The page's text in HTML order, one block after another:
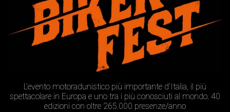
L’evento motoradunistico più importante d’Italia, il più
spettacolare in Europa e uno tra i più conosciuti al mondo. 40
edizioni con oltre 265.000 presenze/anno